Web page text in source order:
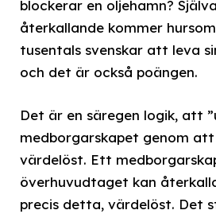
blockerar en oljehamn?
återkallande kommer
tusentals svenskar att leva
och det är också poängen.
Det är en säregen logik, att
medborgarskapet genom
värdelöst. Ett
överhuvudtaget kan
precis detta, värdelöst. Det